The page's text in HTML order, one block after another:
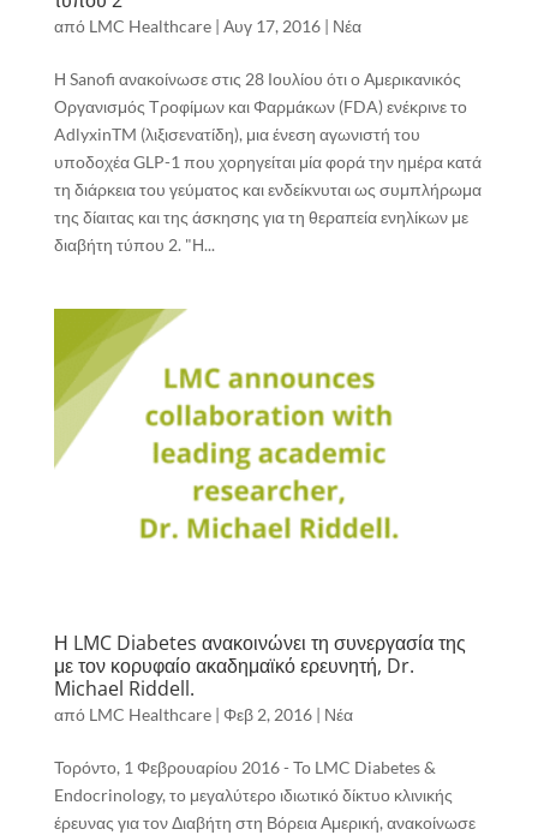
από LMC Healthcare| Αυγ 17, 2016| Νέα
Η Sanofi ανακοίνωσε στις 28 Ιουλίου ότι ο Αμερικανικός
Οργανισμός Τροφίμων και Φαρμάκων (FDA) ενέκρινε το
AdlyxinTM (λιξισενατίδη), μια ένεση αγωνιστή του
υποδοχέα GLP-1 που χορηγείται μία φορά την ημέρα κατά
τη διάρκεια του γεύματος και ενδείκνυται ως συμπλήρωμα
της δίαιτας και της άσκησης για τη θεραπεία ενηλίκων με
διαβήτη τύπου 2. "Η...
Η LMC Diabetes ανακοινώνει τη συνεργασία της
με τον κορυφαίο ακαδημαϊκό ερευνητή, Dr.
Michael Riddell.
από LMC Healthcare| Φεβ 2, 2016| Νέα
Τορόντο, 1 Φεβρουαρίου 2016 - Το LMC Diabetes &
Endocrinology, το μεγαλύτερο ιδιωτικό δίκτυο κλινικής
έρευνας για τον Διαβήτη στη Βόρεια Αμερική, ανακοίνωσε